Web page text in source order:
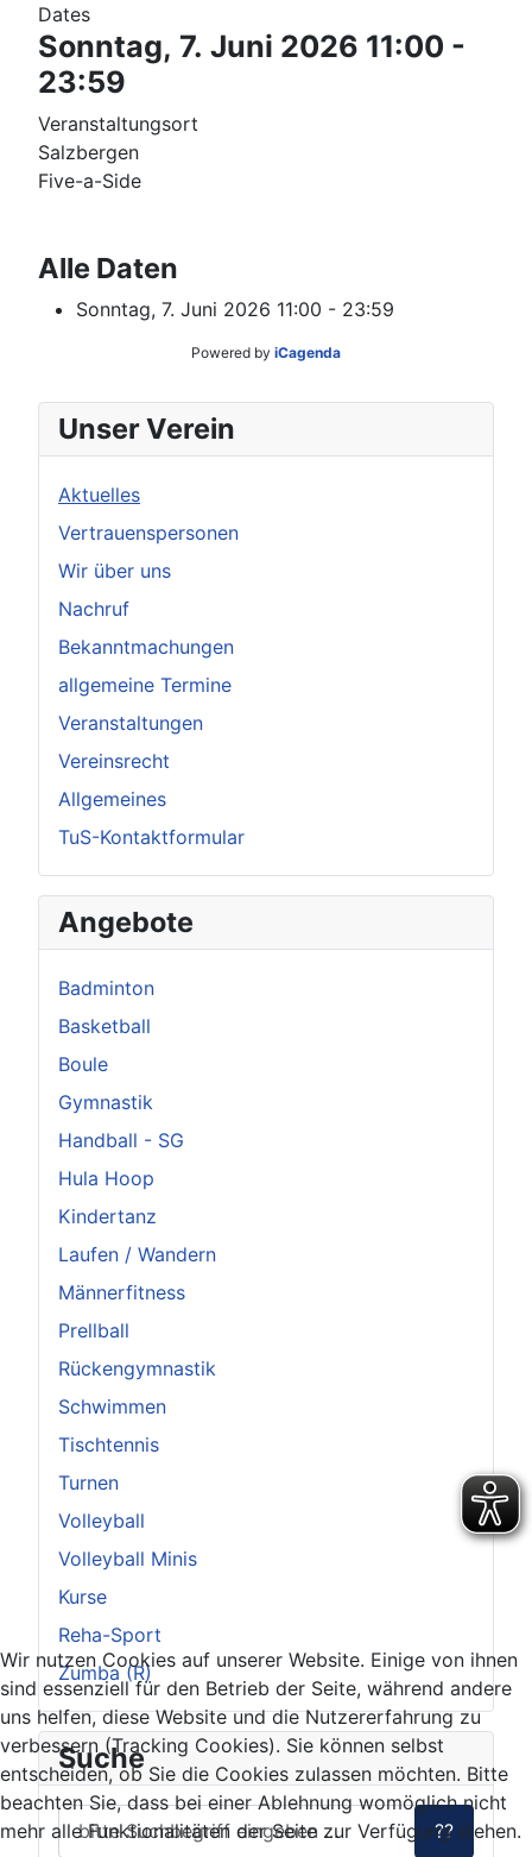
Unser Verein
Aktuelles
Vertrauenspersonen
Wir über uns
Nachruf
Bekanntmachungen
allgemeine Termine
Veranstaltungen
Vereinsrecht
Allgemeines
TuS-Kontaktformular
Angebote
Badminton
Basketball
Boule
Gymnastik
Handball - SG
Hula Hoop
Kindertanz
Laufen / Wandern
Männerfitness
Prellball
Rückengymnastik
Schwimmen
Tischtennis
Turnen
Volleyball
Volleyball Minis
Kurse
Reha-Sport
Zumba (R)
Suche
??
Dates
Sonntag, 7. Juni 2026 11:00 -
23:59
Veranstaltungsort
Salzbergen
Five-a-Side
Alle Daten
Sonntag, 7. Juni 2026 11:00 - 23:59
Powered by iCagenda
Wir nutzen Cookies auf unserer Website. Einige von ihnen
sind essenziell für den Betrieb der Seite, während andere
uns helfen, diese Website und die Nutzererfahrung zu
verbessern (Tracking Cookies). Sie können selbst
entscheiden, ob Sie die Cookies zulassen möchten. Bitte
beachten Sie, dass bei einer Ablehnung womöglich nicht
mehr alle Funktionalitäten der Seite zur Verfügung stehen.